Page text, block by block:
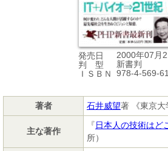
発売日
2000年07月
判 型
新書判
ＩＳＢＮ
978-4-569-
著者 石井威望著 《東京大
主な著作
『日本人の技術はど
所）